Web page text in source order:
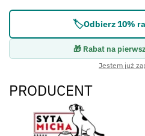
🏷️Odbierz 10%
🎁 Rabat na
Jestem już
PRODUCENT